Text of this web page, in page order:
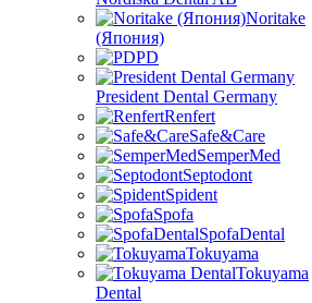
Noritake
(Япония)
PD
President Dental Germany
Renfert
Safe&Care
SemperMed
Septodont
Spident
Spofa
SpofaDental
Tokuyama
Tokuyama
Dental